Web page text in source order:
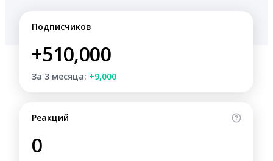
Подписчиков
+510,000
За 3 месяца: +9,000
Реакций
0